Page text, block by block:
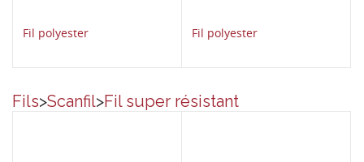
Fil polyester Fil polyester
Fils>Scanfil>Fil super résistant